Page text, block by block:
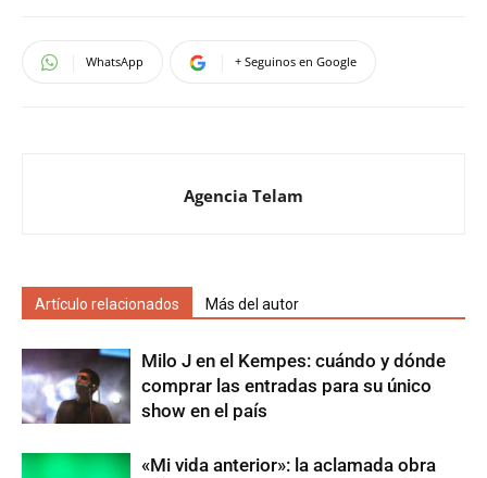
WhatsApp + Seguinos en Google
Agencia Telam
Artículo relacionados Más del autor
Milo J en el Kempes: cuándo y dónde
comprar las entradas para su único
show en el país
«Mi vida anterior»: la aclamada obra